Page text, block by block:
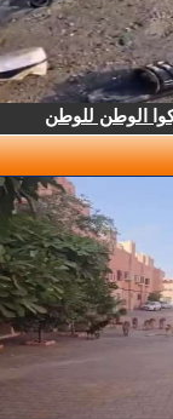
الوطن للوطن